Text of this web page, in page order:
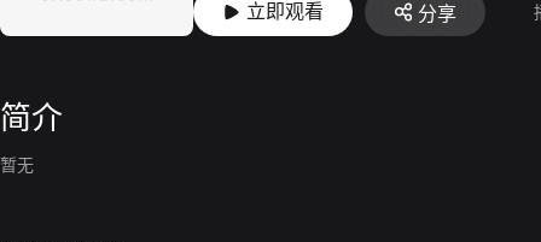
立即观看 分享
简介
暂无